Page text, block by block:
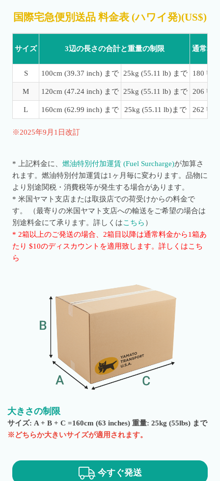
国際宅急便別送品 料金表 (ハワイ発)(US$)
サイズ 3辺の長さの合計と重量の制限 通常料
S 100cm (39.37 inch) まで 25kg (55.11 lb) まで 180
M 120cm (47.24 inch) まで 25kg (55.11 lb) まで 206
L 160cm (62.99 inch) まで 25kg (55.11 lb)まで 262
※2025年9月1日改訂
* 上記料金に、 燃油特別付加運賃 (Fuel Surcharge)が加算さ
れます。燃油特別付加運賃は1ヶ月毎に変わります。 品物に
より別途関税・消費税等が発生する場合があります。
* 米国ヤマト支店または取扱店での荷受けからの料金で
す。 （最寄りの米国ヤマト支店への輸送をご希望の場合は
別途料金にて承ります。詳しくはこちら ）
* 2箱以上のご発送の場合、2箱目以降は通常料金から1箱あ
たり $10のディスカウントを適用致します。詳しくはこち
ら
大きさの制限
サイズ: A + B + C =160cm (63 inches) 重量: 25kg (55lbs) まで
※どちらか大きいサイズが適用されます。
今すぐ発送